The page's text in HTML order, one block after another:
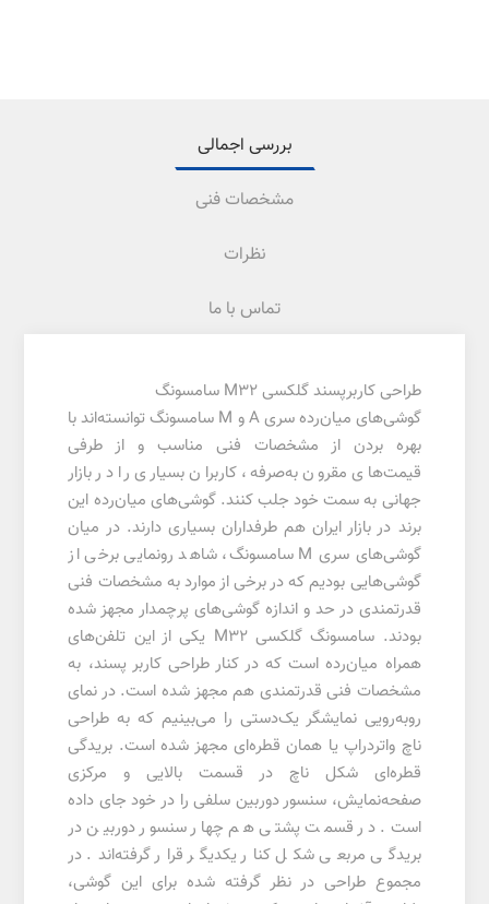
بررسی اجمالی
مشخصات فنی
نظرات
تماس با ما
طراحی کاربرپسند گلکسی M32 سامسونگ
گوشی‌های میان‌رده سری A و M سامسونگ توانسته‌اند با
بهره بردن از مشخصات فنی مناسب و از طرفی
قیمت‌های مقرون به‌صرفه، کاربران بسیاری را در بازار
جهانی به سمت خود جلب کنند. گوشی‌های میان‌رده این
برند در بازار ایران هم طرفداران بسیاری دارند. در میان
گوشی‌های سری M سامسونگ، شاهد رونمایی برخی از
گوشی‌هایی بودیم که در برخی از موارد به مشخصات فنی
قدرتمندی در حد و اندازه گوشی‌های پرچمدار مجهز شده
بودند. سامسونگ گلکسی M32 یکی از این تلفن‌های
همراه میان‌رده است که در کنار طراحی کاربر پسند، به
مشخصات فنی قدرتمندی هم مجهز شده است. در نمای
رو‌به‌رویی نمایشگر یک‌دستی را می‌بینیم که به طراحی
ناچ واتردراپ یا همان قطره‌ای مجهز شده است. بریدگی
قطره‌ای شکل ناچ در قسمت بالایی و مرکزی
صفحه‌نمایش، سنسور دوربین سلفی را در خود جای داده
است. در قسمت پشتی هم چهار سنسور دوربین در
بریدگی مربعی شکل کنار یکدیگر قرار گرفته‌اند. در
مجموع طراحی در نظر گرفته شده برای این گوشی،